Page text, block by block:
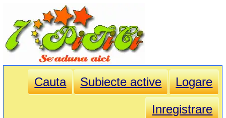
Cauta Subiecte active
Logare
Inregistrare